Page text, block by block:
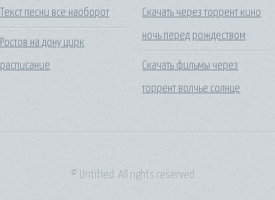
Текст песни все наоборот
Ростов на дону цирк
расписание
Скачать через торрент кино
ночь перед рождеством
Скачать фильмы через
торрент волчье солнце
© Untitled. All rights reserved.